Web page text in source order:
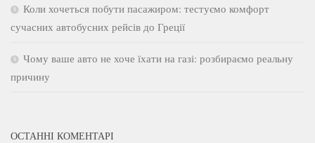
Коли хочеться побути пасажиром: тестуємо комфорт
сучасних автобусних рейсів до Греції
Чому ваше авто не хоче їхати на газі: розбираємо реальну
причину
ОСТАННІ КОМЕНТАРІ